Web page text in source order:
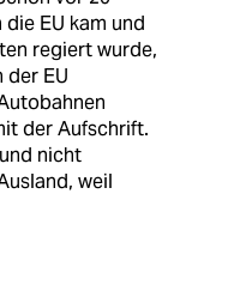
EU kam und
regiert wurde,
der EU
der Aufschrift.
nicht
weil